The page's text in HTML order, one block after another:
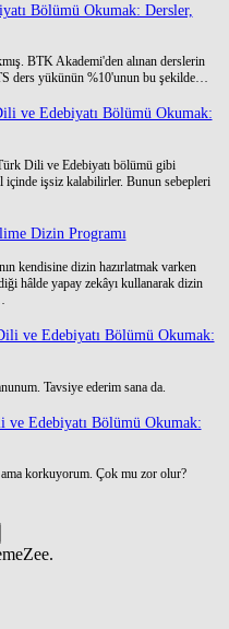
Bölümü Okumak: Dersler,
BTK Akademi'den alınan derslerin
ders yükünün %10'unun bu şekilde…
ve Edebiyatı Bölümü Okumak:
Dili ve Edebiyatı bölümü gibi
içinde işsiz kalabilirler. Bunun sebepleri
Dizin Programı
kendisine dizin hazırlatmak varken
hâlde yapay zekâyı kullanarak dizin
ve Edebiyatı Bölümü Okumak:
Tavsiye ederim sana da.
Edebiyatı Bölümü Okumak:
korkuyorum. Çok mu zor olur?